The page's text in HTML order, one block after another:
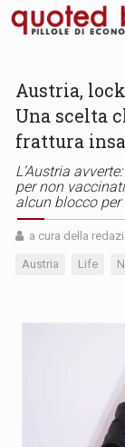
Austria,
Una scelta
frattura
L’Austria
per non
alcun blocco per
a cura della
Austria Life